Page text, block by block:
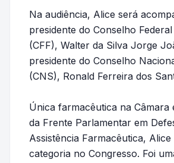
Na audiência, Alice será
presidente do Conselho
(CFF), Walter da Silva Jorge
presidente do Conselho
(CNS), Ronald Ferreira dos
Única farmacêutica na Câmara
da Frente Parlamentar em
Assistência Farmacêutica,
categoria no Congresso. Foi